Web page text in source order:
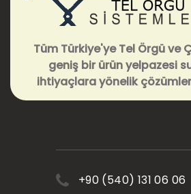
Tüm Türkiye'ye Tel Örgü ve
geniş bir ürün yelpazesi
ihtiyaçlara yönelik
+90 (540) 131 06 06